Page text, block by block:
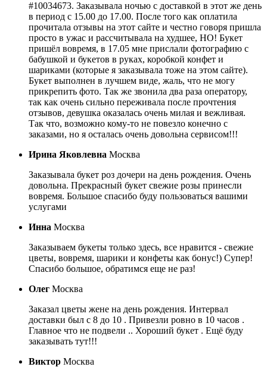
#10034673. Заказывала ночью с доставкой в этот же день
в период с 15.00 до 17.00. После того как оплатила
прочитала отзывы на этот сайте и честно говоря пришла
просто в ужас и рассчитывала на худшее, НО! Букет
пришёл вовремя, в 17.05 мне прислали фотографию с
бабушкой и букетов в руках, коробкой конфет и
шариками (которые я заказывала тоже на этом сайте).
Букет выполнен в лучшем виде, жаль, что не могу
прикрепить фото. Так же звонила два раза оператору,
так как очень сильно переживала после прочтения
отзывов, девушка оказалась очень милая и вежливая.
Так что, возможно кому-то не повезло конечно с
заказами, но я осталась очень довольна сервисом!!!
Ирина Яковлевна Москва
Заказывала букет роз дочери на день рождения. Очень
довольна. Прекрасный букет свежие розы принесли
вовремя. Большое спасибо буду пользоваться вашими
услугами
Инна Москва
Заказываем букеты только здесь, все нравится - свежие
цветы, вовремя, шарики и конфеты как бонус!) Супер!
Спасибо большое, обратимся еще не раз!
Олег Москва
Заказал цветы жене на день рождения. Интервал
доставки был с 8 до 10 . Привезли ровно в 10 часов .
Главное что не подвели .. Хороший букет . Ещё буду
заказывать тут!!!
Виктор Москва